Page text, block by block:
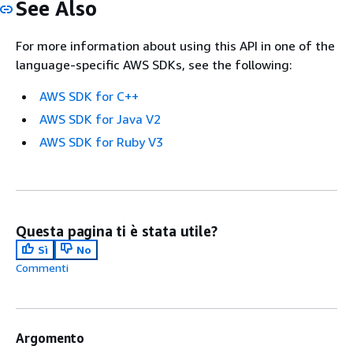
See Also
For more information about using this API in one of the
language-specific AWS SDKs, see the following:
AWS SDK for C++
AWS SDK for Java V2
AWS SDK for Ruby V3
Questa pagina ti è stata utile?
Sì
No
Commenti
Argomento